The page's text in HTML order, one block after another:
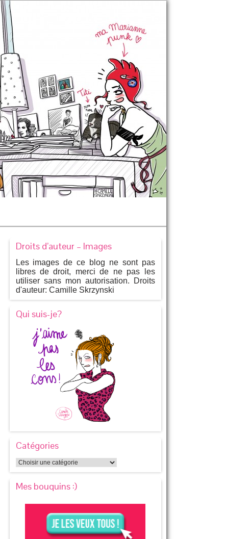
Droits d’auteur – Images
Les images de ce blog ne sont pas
libres de droit, merci de ne pas les
utiliser sans mon autorisation. Droits
d'auteur: Camille Skrzynski
Qui suis-je?
Catégories
Mes bouquins :)